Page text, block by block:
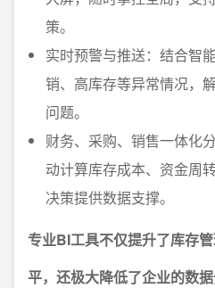
策。
实时预警与推送：结合智
销、高库存等异常情况，
问题。
财务、采购、销售一体化
动计算库存成本、资金周
决策提供数据支撑。
专业BI工具不仅提升了库存
平，还极大降低了企业的数